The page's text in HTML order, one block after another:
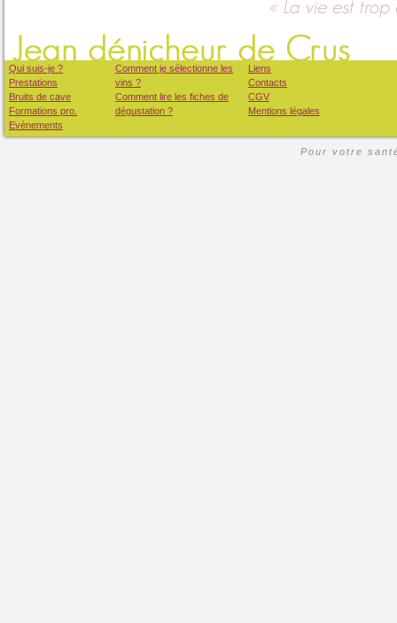
Qui suis-je ?
Prestations
Bruits de cave
Formations pro.
Evènements
Comment je sélectionne les
vins ?
Comment lire les fiches de
dégustation ?
Liens
Contacts
CGV
Mentions légales
Pour votre